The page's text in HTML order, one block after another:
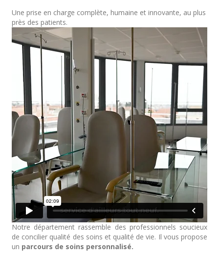
Notre département rassemble des professionnels soucieux
de concilier qualité des soins et qualité de vie. Il vous propose
un parcours de soins personnalisé.
Une prise en charge complète, humaine et innovante, au plus
près des patients.